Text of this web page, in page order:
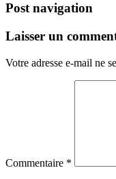
Post navigation
Laisser un
Votre adresse e-mail ne
Commentaire *